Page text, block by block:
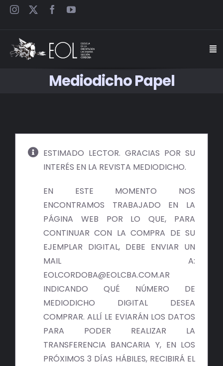
Saltar
JORNADAS
MEDIODICHO
ACTUALIDAD
CONTACTO
Mediodicho Papel
ESTIMADO LECTOR. GRACIAS POR SU
INTERÉS EN LA REVISTA MEDIODICHO.
EN ESTE MOMENTO NOS
ENCONTRAMOS TRABAJADO EN LA
PÁGINA WEB POR LO QUE, PARA
CONTINUAR CON LA COMPRA DE SU
EJEMPLAR DIGITAL, DEBE ENVIAR UN
MAIL A:
EOLCORDOBA@EOLCBA.COM.AR
INDICANDO QUÉ NÚMERO DE
MEDIODICHO DIGITAL DESEA
COMPRAR. ALLÍ LE EVIARÁN LOS DATOS
PARA PODER REALIZAR LA
TRANSFERENCIA BANCARIA Y, EN LOS
PRÓXIMOS 3 DÍAS HÁBILES, RECIBIRÁ EL